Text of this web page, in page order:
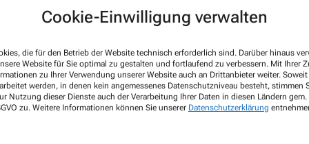
Cookie-Einwilligung verwalten
die für den Betrieb der Website technisch erforderlich sind. Darüber hinaus
Website für Sie optimal zu gestalten und fortlaufend zu verbessern. Mit Ihrer
zu Ihrer Verwendung unserer Website auch an Drittanbieter weiter. Soweit
werden, in denen kein angemessenes Datenschutzniveau besteht, stimmen
Nutzung dieser Dienste auch der Verarbeitung Ihrer Daten in diesen Ländern
zu. Weitere Informationen können Sie unserer Datenschutzerklärung
Arzneimittelpreisverordnung,
des Bundesvereinigung Deutscher Apothekerverbände
im Geltungsbereich des Arzneimittelgesetzes (AMG)